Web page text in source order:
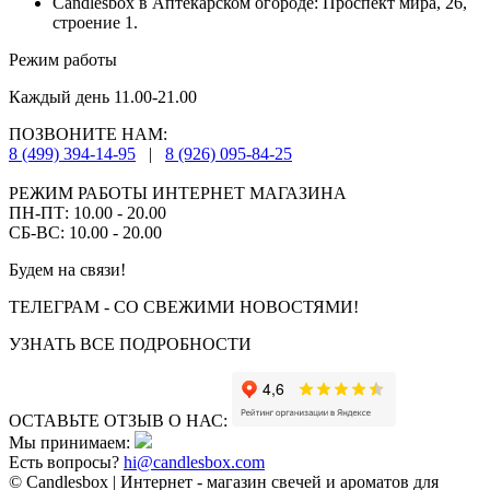
строение 1.
Режим работы
Каждый день 11.00-21.00
ПОЗВОНИТЕ НАМ:
8 (499) 394-14-95
| 8 (926) 095-84-25
РЕЖИМ РАБОТЫ ИНТЕРНЕТ МАГАЗИНА
ПН-ПТ: 10.00 - 20.00
СБ-ВС: 10.00 - 20.00
Будем на связи!
ТЕЛЕГРАМ - СО СВЕЖИМИ НОВОСТЯМИ!
УЗНАТЬ ВСЕ ПОДРОБНОСТИ
ОСТАВЬТЕ ОТЗЫВ О НАС:
Мы принимаем:
Есть вопросы? hi@candlesbox.com
© Candlesbox | Интернет - магазин свечей и ароматов для